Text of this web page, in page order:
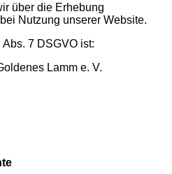
über die Erhebung
Nutzung unserer Website.
7 DSGVO ist:
Lamm e. V.